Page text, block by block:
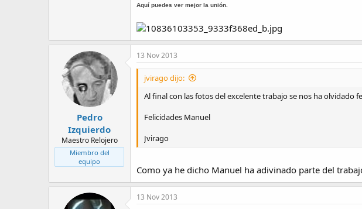
Aquí puedes ver mejor la unión.
Pedro
Izquierdo
Maestro Relojero
Miembro del
equipo
13 Nov 2013
jvirago dijo:
Al final con las fotos del excelente trabajo se nos ha olvidado
Felicidades Manuel
Jvirago
Como ya he dicho Manuel ha adivinado parte del
13 Nov 2013